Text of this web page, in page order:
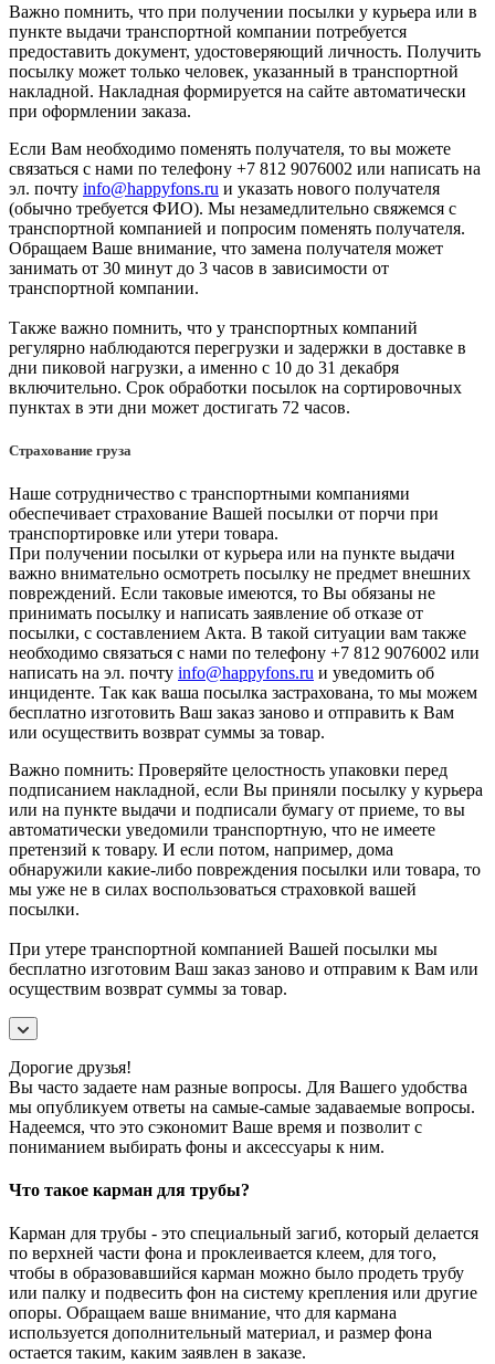
Важно помнить, что при получении посылки у курьера или в
пункте выдачи транспортной компании потребуется
предоставить документ, удостоверяющий личность. Получить
посылку может только человек, указанный в транспортной
накладной. Накладная формируется на сайте автоматически
при оформлении заказа.
Если Вам необходимо поменять получателя, то вы можете
связаться с нами по телефону +7 812 9076002 или написать на
эл. почту info@happyfons.ru и указать нового получателя
(обычно требуется ФИО). Мы незамедлительно свяжемся с
транспортной компанией и попросим поменять получателя.
Обращаем Ваше внимание, что замена получателя может
занимать от 30 минут до 3 часов в зависимости от
транспортной компании.
Также важно помнить, что у транспортных компаний
регулярно наблюдаются перегрузки и задержки в доставке в
дни пиковой нагрузки, а именно с 10 до 31 декабря
включительно. Срок обработки посылок на сортировочных
пунктах в эти дни может достигать 72 часов.
Страхование груза
Наше сотрудничество с транспортными компаниями
обеспечивает страхование Вашей посылки от порчи при
транспортировке или утери товара.
При получении посылки от курьера или на пункте выдачи
важно внимательно осмотреть посылку не предмет внешних
повреждений. Если таковые имеются, то Вы обязаны не
принимать посылку и написать заявление об отказе от
посылки, с составлением Акта. В такой ситуации вам также
необходимо связаться с нами по телефону +7 812 9076002 или
написать на эл. почту info@happyfons.ru и уведомить об
инциденте. Так как ваша посылка застрахована, то мы можем
бесплатно изготовить Ваш заказ заново и отправить к Вам
или осуществить возврат суммы за товар.
Важно помнить: Проверяйте целостность упаковки перед
подписанием накладной, если Вы приняли посылку у курьера
или на пункте выдачи и подписали бумагу от приеме, то вы
автоматически уведомили транспортную, что не имеете
претензий к товару. И если потом, например, дома
обнаружили какие-либо повреждения посылки или товара, то
мы уже не в силах воспользоваться страховкой вашей
посылки.
При утере транспортной компанией Вашей посылки мы
бесплатно изготовим Ваш заказ заново и отправим к Вам или
осуществим возврат суммы за товар.
Дорогие друзья!
Вы часто задаете нам разные вопросы. Для Вашего удобства
мы опубликуем ответы на самые-самые задаваемые вопросы.
Надеемся, что это сэкономит Ваше время и позволит с
пониманием выбирать фоны и аксессуары к ним.
Что такое карман для трубы?
Карман для трубы - это специальный загиб, который делается
по верхней части фона и проклеивается клеем, для того,
чтобы в образовавшийся карман можно было продеть трубу
или палку и подвесить фон на систему крепления или другие
опоры. Обращаем ваше внимание, что для кармана
используется дополнительный материал, и размер фона
остается таким, каким заявлен в заказе.